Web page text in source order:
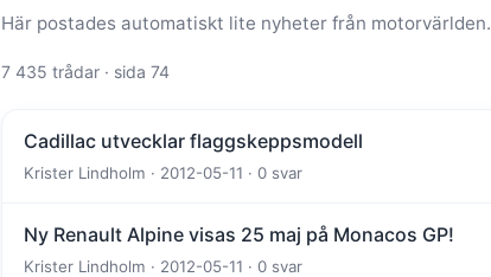
Här postades automatiskt lite nyheter från motorvärlden.
7 435 trådar · sida 74
Cadillac utvecklar flaggskeppsmodell
Krister Lindholm · 2012-05-11 · 0 svar
Ny Renault Alpine visas 25 maj på Monacos GP!
Krister Lindholm · 2012-05-11 · 0 svar